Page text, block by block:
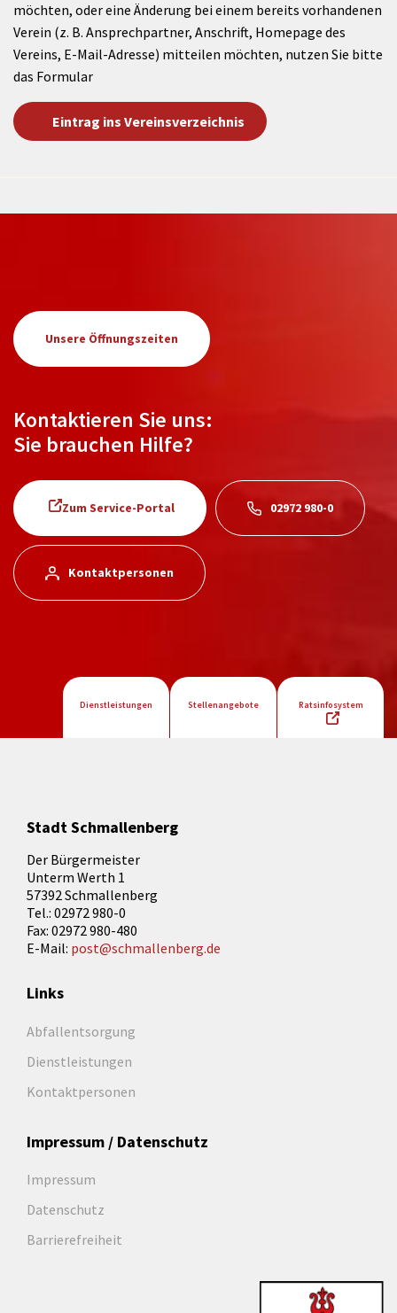
möchten, oder eine Änderung bei einem bereits vorhandenen
Verein (z. B. Ansprechpartner, Anschrift, Homepage des
Vereins, E-Mail-Adresse) mitteilen möchten, nutzen Sie bitte
das Formular
Eintrag ins Vereinsverzeichnis
Unsere Öffnungszeiten
Kontaktieren Sie uns:
Sie brauchen Hilfe?
Zum Service-Portal 02972 980-0
Kontaktpersonen
Dienstleistungen Stellenangebote Ratsinfosystem
Stadt Schmallenberg
Der Bürgermeister
Unterm Werth 1
57392 Schmallenberg
Tel.: 02972 980-0
Fax: 02972 980-480
E-Mail: post@schmallenberg.de
Links
Abfallentsorgung
Dienstleistungen
Kontaktpersonen
Impressum / Datenschutz
Impressum
Datenschutz
Barrierefreiheit